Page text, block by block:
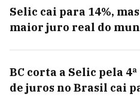
Selic cai para 14%,
maior juro real do
BC corta a Selic pela
de juros no Brasil cai